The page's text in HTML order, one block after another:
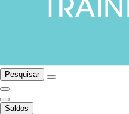
Pesquisar
Saldos